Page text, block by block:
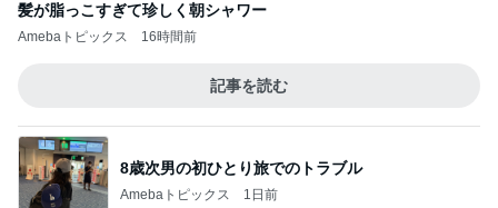
髪が脂っこすぎて珍しく朝シャワー
Amebaトピックス 16時間前
記事を読む
8歳次男の初ひとり旅でのトラブル
Amebaトピックス 1日前